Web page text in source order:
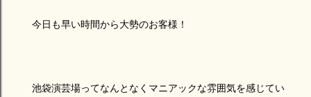
今日も早い時間から大勢のお客様！
池袋演芸場ってなんとなくマニアックな雰囲気を感じてい